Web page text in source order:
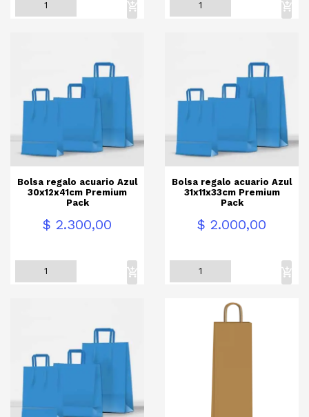
Bolsa regalo acuario Azul
30x12x41cm Premium
Pack
Precio$ 2.300,00
Bolsa regalo acuario Azul
31x11x33cm Premium
Pack
Precio$ 2.000,00